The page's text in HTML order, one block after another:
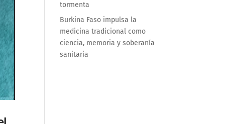
tormenta
Burkina Faso impulsa la
medicina tradicional como
ciencia, memoria y soberanía
sanitaria